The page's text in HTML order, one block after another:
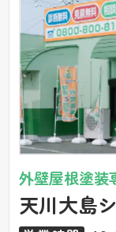
外壁屋根塗装
天川大島